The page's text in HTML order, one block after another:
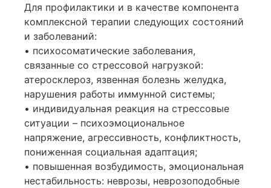
Для профилактики и в качестве компонента
комплексной терапии следующих состояний
и заболеваний:
• психосоматические заболевания,
связанные со стрессовой нагрузкой:
атеросклероз, язвенная болезнь желудка,
нарушения работы иммунной системы;
• индивидуальная реакция на стрессовые
ситуации – психоэмоциональное
напряжение, агрессивность, конфликтность,
пониженная социальная адаптация;
• повышенная возбудимость, эмоциональная
нестабильность: неврозы, неврозоподобные